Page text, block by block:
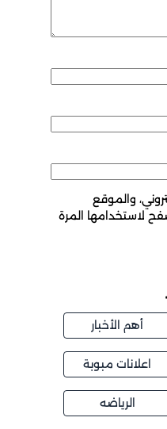
والموقع
لاستخدامها المرة
أهم الأخبار
اعلانات مبوبة
الرياضه